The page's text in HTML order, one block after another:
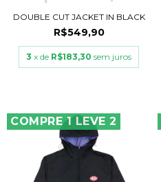
DOUBLE CUT JACKET IN BLACK
R$549,90
3 x de R$183,30 sem juros
COMPRE 1 LEVE 2